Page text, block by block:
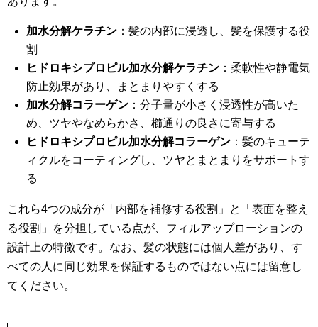
加水分解ケラチン ：髪の内部に浸透し、髪を保護する役
割
ヒドロキシプロピル加水分解ケラチン ：柔軟性や静電気
防止効果があり、まとまりやすくする
加水分解コラーゲン ：分子量が小さく浸透性が高いた
め、ツヤやなめらかさ、櫛通りの良さに寄与する
ヒドロキシプロピル加水分解コラーゲン ：髪のキューテ
ィクルをコーティングし、ツヤとまとまりをサポートす
る
これら4つの成分が「内部を補修する役割」と「表面を整え
る役割」を分担している点が、フィルアップローションの
設計上の特徴です。なお、髪の状態には個人差があり、す
べての人に同じ効果を保証するものではない点には留意し
てください。